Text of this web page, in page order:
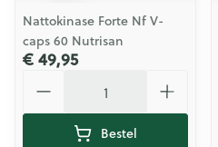
Nattokinase Forte Nf V-
caps 60 Nutrisan
€ 49,95
Bestel